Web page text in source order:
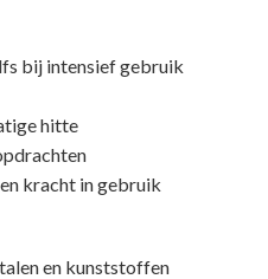
bij intensief gebruik
hitte
kracht in gebruik
en kunststoffen